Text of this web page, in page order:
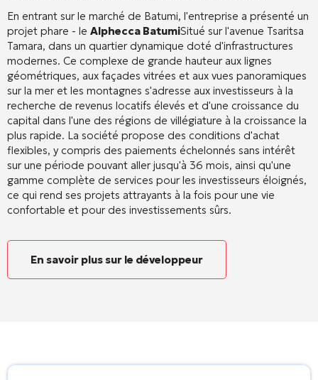
En entrant sur le marché de Batumi, l'entreprise a présenté un
projet phare - le Alphecca BatumiSitué sur l'avenue Tsaritsa
Tamara, dans un quartier dynamique doté d'infrastructures
modernes. Ce complexe de grande hauteur aux lignes
géométriques, aux façades vitrées et aux vues panoramiques
sur la mer et les montagnes s'adresse aux investisseurs à la
recherche de revenus locatifs élevés et d'une croissance du
capital dans l'une des régions de villégiature à la croissance la
plus rapide. La société propose des conditions d'achat
flexibles, y compris des paiements échelonnés sans intérêt
sur une période pouvant aller jusqu'à 36 mois, ainsi qu'une
gamme complète de services pour les investisseurs éloignés,
ce qui rend ses projets attrayants à la fois pour une vie
confortable et pour des investissements sûrs.
En savoir plus sur le développeur